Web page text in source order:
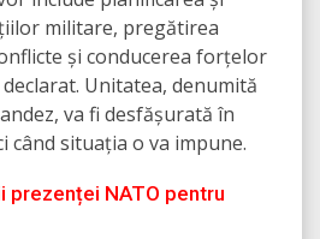
militare, pregătirea
și conducerea forțelor
Unitatea, denumită
va fi desfășurată în
când situația o va impune.
prezenței NATO pentru